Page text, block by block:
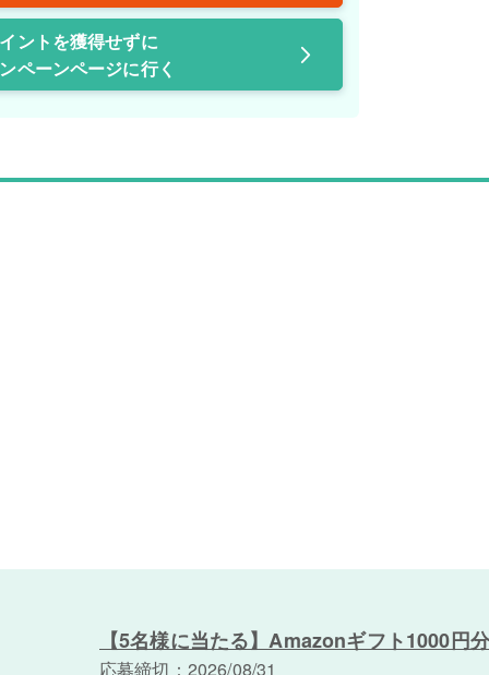
ントを獲得せずに
ペーンページに行く
【5名様に当たる】Amazonギフト1000円分
応募締切：2026/08/31